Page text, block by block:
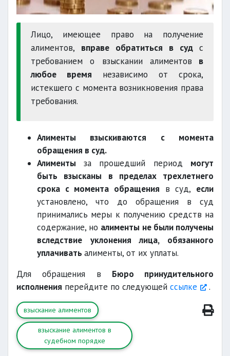
Лицо, имеющее право на получение
алиментов, вправе обратиться в суд с
требованием о взыскании алиментов в
любое время независимо от срока,
истекшего с момента возникновения права
требования.
Алименты взыскиваются с момента
обращения в суд.
Алименты за прошедший период могут
быть взысканы
в пределах трехлетнего
срока с момента обращения в суд, если
установлено, что до обращения в суд
принимались меры к получению средств на
содержание, но алименты не были получены
вследствие уклонения лица, обязанного
уплачивать алименты, от их уплаты.
Для обращения в Бюро принудительного
исполнения перейдите по следующей ссылке .
взыскание алиментов
взыскание алиментов в
судебном порядке